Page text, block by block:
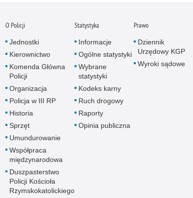
O Policji
Jednostki
Kierownictwo
Komenda Główna
Policji
Organizacja
Policja w III RP
Historia
Sprzęt
Umundurowanie
Współpraca
międzynarodowa
Duszpasterstwo
Policji Kościoła
Rzymskokatolickiego
Statystyka
Informacje
Ogólne statystyki
Wybrane
statystyki
Kodeks karny
Ruch drogowy
Raporty
Opinia publiczna
Prawo
Dziennik
Urzędowy KGP
Wyroki sądowe